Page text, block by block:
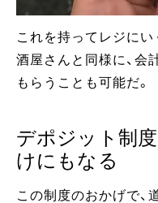
これを持ってレジにい
酒屋さんと同様に、会
もらうことも可能だ。
デポジット制
けにもなる
この制度のおかげで、